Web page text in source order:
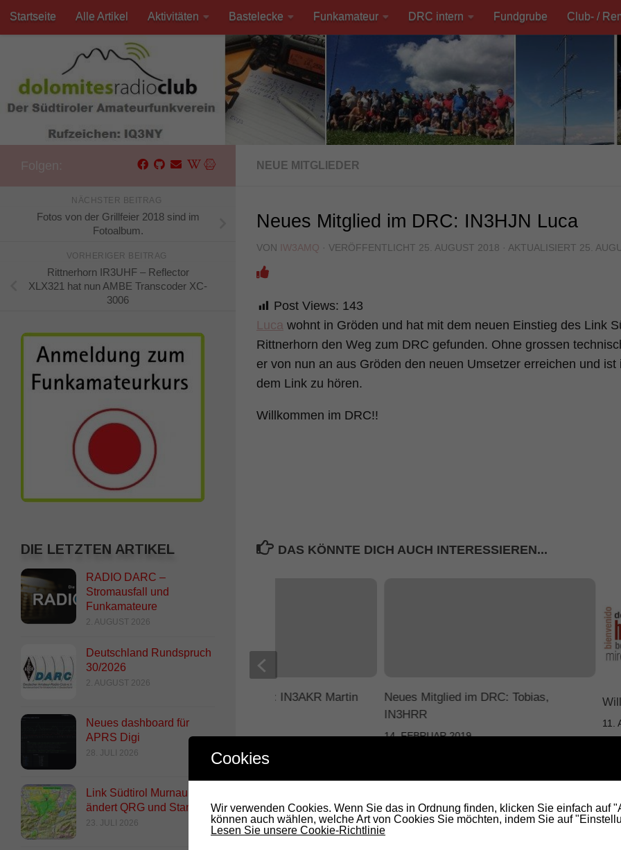
Unter dem Inhalt
Startseite Alle Artikel Aktivitäten Bastelecke Funkamateur DRC intern Fundgrube Club- /
NEUE MITGLIEDER
Neues Mitglied im DRC: IN3HJN Luca
VON IW3AMQ · VERÖFFENTLICHT 25. AUGUST 2018 · AKTUALISIERT 25.
Post Views: 143
Luca wohnt in Gröden und hat mit dem neuen Einstieg des Link
Rittnerhorn den Weg zum DRC gefunden. Ohne grossen
er von nun an aus Gröden den neuen Umsetzer erreichen und ist
dem Link zu hören.
Willkommen im DRC!!
DAS KÖNNTE DICH AUCH INTERESSIEREN...
Neues Mitglied im DRC: Tobias,
IN3HRR
14. FEBRUAR 2019
11.
Zwei neue Mitglieder: IN3AKR Martin
23. JANUAR 2011
NÄCHSTER BEITRAG
Fotos von der Grillfeier 2018 sind im
Fotoalbum.
VORHERIGER BEITRAG
Rittnerhorn IR3UHF – Reflector
XLX321 hat nun AMBE Transcoder XC-
3006
DIE LETZTEN ARTIKEL
RADIO DARC –
Stromausfall und
Funkamateure
2. AUGUST 2026
Deutschland Rundspruch
30/2026
2. AUGUST 2026
Neues dashboard für
APRS Digi
28. JULI 2026
Link Südtirol Murnau Süd
ändert QRG und Standort
23. JULI 2026
Cookies
Wir verwenden Cookies. Wenn Sie das in Ordnung finden, klicken Sie einfach auf
können auch wählen, welche Art von Cookies Sie möchten, indem Sie auf
Lesen Sie unsere Cookie-Richtlinie